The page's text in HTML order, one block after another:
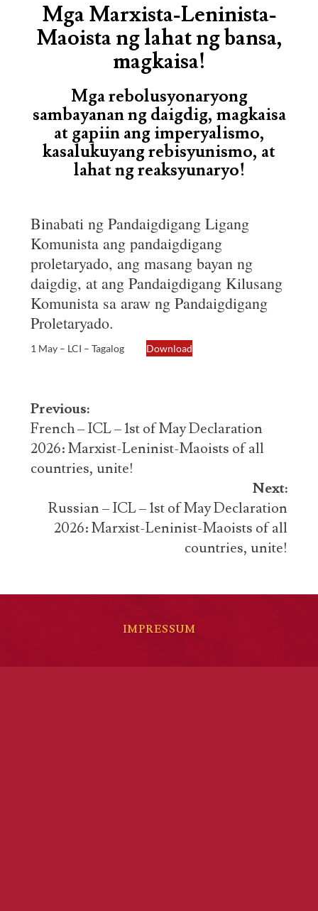
Mga Marxista-Leninista-
Maoista ng lahat ng bansa,
magkaisa!
Mga rebolusyonaryong
sambayanan ng daigdig, magkaisa
at gapiin ang imperyalismo,
kasalukuyang rebisyunismo, at
lahat ng reaksyunaryo!
Binabati ng Pandaigdigang Ligang
Komunista ang pandaigdigang
proletaryado, ang masang bayan ng
daigdig, at ang Pandaigdigang Kilusang
Komunista sa araw ng Pandaigdigang
Proletaryado.
1 May – LCI – Tagalog Download
Post
navigation
Previous:
French – ICL – 1st of May Declaration
2026: Marxist-Leninist-Maoists of all
countries, unite!
Next:
Russian – ICL – 1st of May Declaration
2026: Marxist-Leninist-Maoists of all
countries, unite!
IMPRESSUM